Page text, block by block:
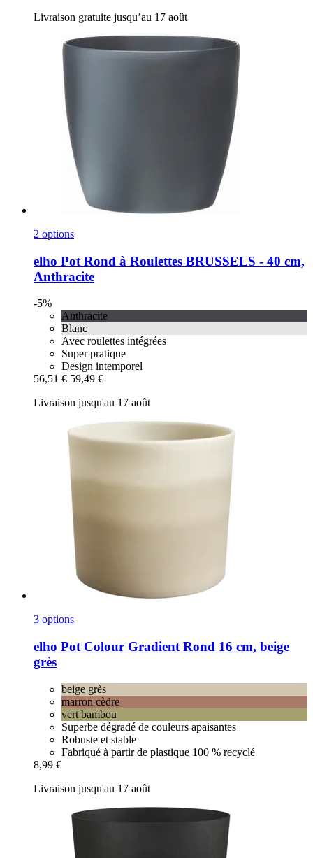
Livraison gratuite jusqu’au 17 août
2 options
elho Pot Rond à Roulettes BRUSSELS -​ 40 cm,
Anthracite
-5%
Anthracite
Blanc
Avec roulettes intégrées
Super pratique
Design intemporel
56,51 € 59,49 €
Livraison jusqu'au 17 août
3 options
elho Pot Colour Gradient Rond 16 cm, beige
grès
beige grès
marron cèdre
vert bambou
Superbe dégradé de couleurs apaisantes
Robuste et stable
Fabriqué à partir de plastique 100 % recyclé
8,99 €
Livraison jusqu'au 17 août